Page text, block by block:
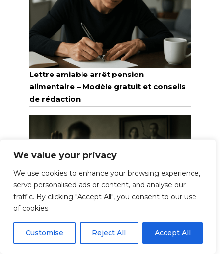
We value your privacy
We use cookies to enhance your browsing experience,
serve personalised ads or content, and analyse our
traffic. By clicking "Accept All", you consent to our use
of cookies.
Customise Reject All Accept All
Lettre amiable arrêt pension
alimentaire – Modèle gratuit et conseils
de rédaction
Ingratitude et indignité successorale